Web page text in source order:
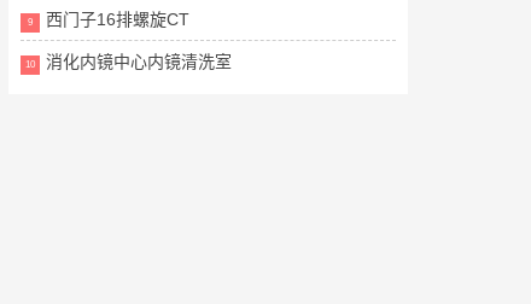
9 西门子16排螺旋CT
10 消化内镜中心内镜清洗室